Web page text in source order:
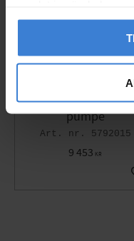
Wilo Yonos PICO-Z
0,5-6-180,
pumpe
5792015
9 453 KR